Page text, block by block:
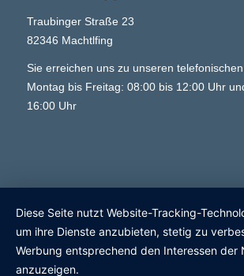
Traubinger Straße 23
82346 Machtlfing
Sie erreichen uns zu unseren
Montag bis Freitag: 08:00 bis 12:00 Uhr
16:00 Uhr
Diese Seite nutzt Website-Tracking-
um ihre Dienste anzubieten, stetig zu
Werbung entsprechend den Interessen der
anzuzeigen.